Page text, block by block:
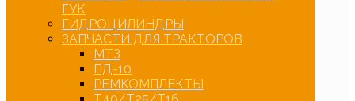
ГУК
ГИДРОЦИЛИНДРЫ
ЗАПЧАСТИ ДЛЯ ТРАКТОРОВ
МТЗ
ПД-10
РЕМКОМПЛЕКТЫ